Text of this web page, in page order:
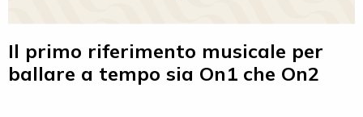
Il primo riferimento musicale per
ballare a tempo sia On1 che On2